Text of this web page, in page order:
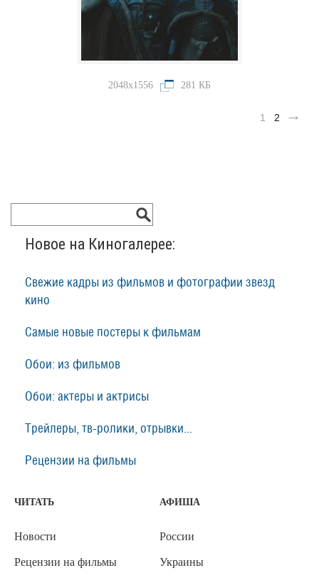
2048x1556 281 КБ
1 2
Новое на Киногалерее:
Свежие кадры из фильмов и фотографии звезд
кино
Самые новые постеры к фильмам
Обои: из фильмов
Обои: актеры и актрисы
Трейлеры, тв-ролики, отрывки...
Рецензии на фильмы
ЧИТАТЬ
Новости
Рецензии на фильмы
АФИША
России
Украины